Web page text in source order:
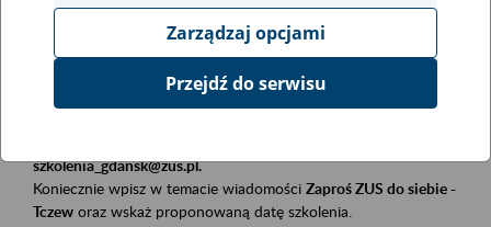
Płatnicy, ubezpieczeni, świadczeniobiorcy
Opis wydarzenia
Szkolenie stacjonarne w siedzibie firmy, instytucji, urzędu.
szkolenia_gdansk@zus.pl.
Koniecznie wpisz w temacie wiadomości Zaproś ZUS do siebie -
Tczew oraz wskaż proponowaną datę szkolenia.
Zarządzaj opcjami
Przejdź do serwisu